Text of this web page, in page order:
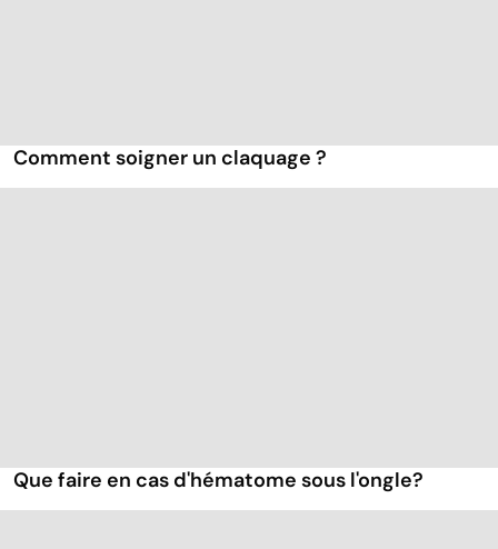
Comment soigner un claquage ?
Que faire en cas d'hématome sous l'ongle?